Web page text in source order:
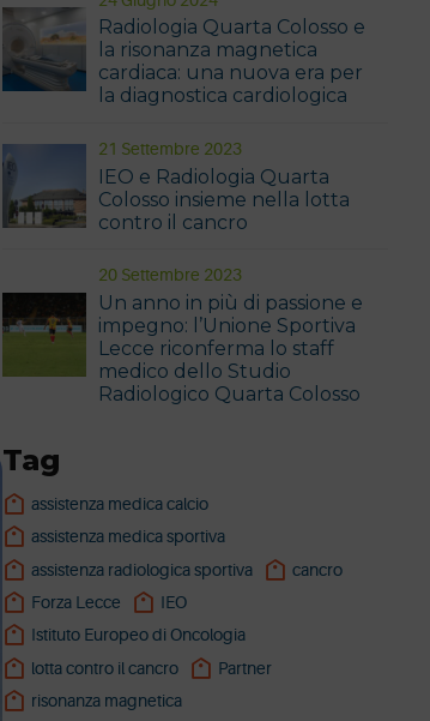
Radiologia Quarta Colosso e
la risonanza magnetica
cardiaca: una nuova era per
la diagnostica cardiologica
21 Settembre 2023
IEO e Radiologia Quarta
Colosso insieme nella lotta
contro il cancro
20 Settembre 2023
Un anno in più di passione e
impegno: l’Unione Sportiva
Lecce riconferma lo staff
medico dello Studio
Radiologico Quarta Colosso
Tag
assistenza medica calcio
assistenza medica sportiva
assistenza radiologica sportiva
cancro
Forza Lecce
IEO
Istituto Europeo di Oncologia
lotta contro il cancro
Partner
risonanza magnetica